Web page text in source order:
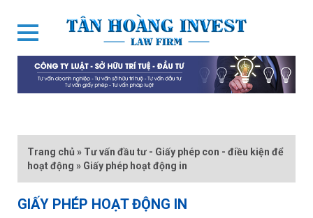
Trang chủ » Tư vấn đầu tư - Giấy phép con - điều kiện để
hoạt động » Giấy phép hoạt động in
GIẤY PHÉP HOẠT ĐỘNG IN